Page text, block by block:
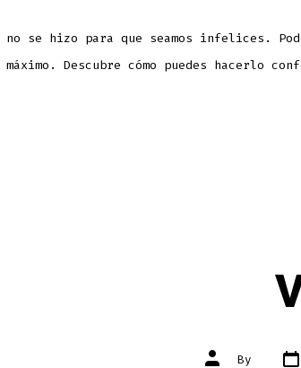
no se hizo para que seamos infelices.
Descubre cómo puedes hacerlo
Post By Post
date